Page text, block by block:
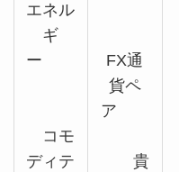
エネル
ギ
ー
コモ
ディテ
FX通
貨ペ
ア
貴